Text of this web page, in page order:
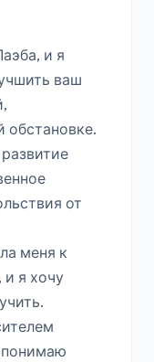
и я
ваш
от
меня к
и я хочу
понимаю